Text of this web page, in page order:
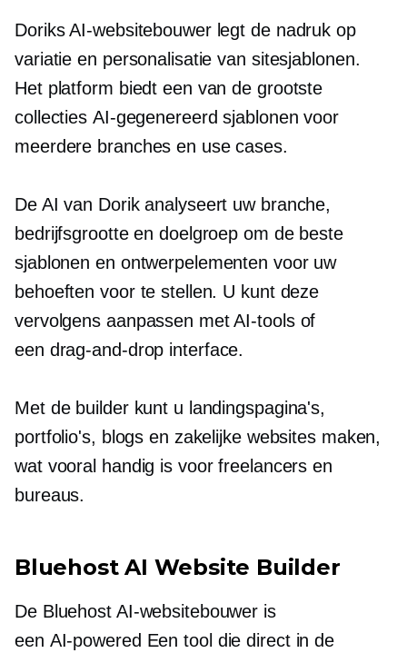
Doriks AI-websitebouwer legt de nadruk op
variatie en personalisatie van sitesjablonen.
Het platform biedt een van de grootste
collecties AI-gegenereerd sjablonen voor
meerdere branches en use cases.
De AI van Dorik analyseert uw branche,
bedrijfsgrootte en doelgroep om de beste
sjablonen en ontwerpelementen voor uw
behoeften voor te stellen. U kunt deze
vervolgens aanpassen met AI-tools of
een drag-and-drop interface.
Met de builder kunt u landingspagina's,
portfolio's, blogs en zakelijke websites maken,
wat vooral handig is voor freelancers en
bureaus.
Bluehost AI Website Builder
De Bluehost AI-websitebouwer is
een AI-powered Een tool die direct in de